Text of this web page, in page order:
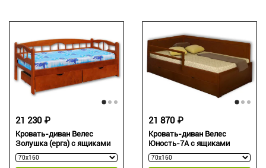
Кровать-диван Велес
Золушка (ерга) с ящиками
21 230 ₽
Кровать-диван Велес
Юность-7А с ящиками
21 870 ₽